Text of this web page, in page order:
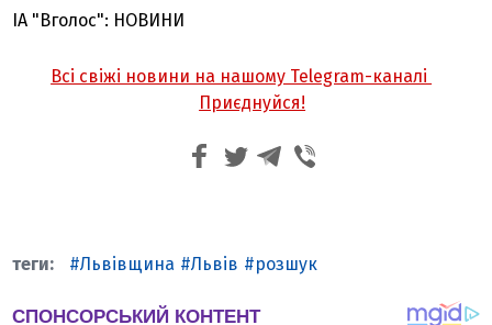
ІА "Вголос": НОВИНИ
Всі свіжі новини на нашому Telegram-каналі
Приєднуйся!
Львівщина Львів розшук